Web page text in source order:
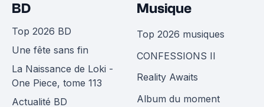
BD
Top 2026 BD
Une fête sans fin
La Naissance de Loki -
One Piece, tome 113
Actualité BD
Musique
Top 2026 musiques
CONFESSIONS II
Reality Awaits
Album du moment